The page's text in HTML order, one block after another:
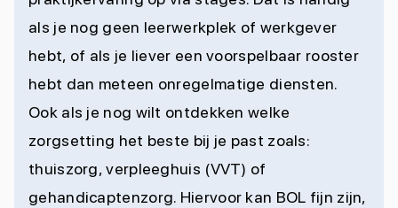
als je nog geen leerwerkplek of werkgever
hebt, of als je liever een voorspelbaar rooster
hebt dan meteen onregelmatige diensten.
Ook als je nog wilt ontdekken welke
zorgsetting het beste bij je past zoals:
thuiszorg, verpleeghuis (VVT) of
gehandicaptenzorg. Hiervoor kan BOL fijn zijn,